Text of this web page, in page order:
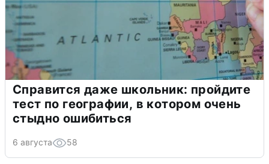
Справится даже школьник: пройдите
тест по географии, в котором очень
стыдно ошибиться
6 августа 58